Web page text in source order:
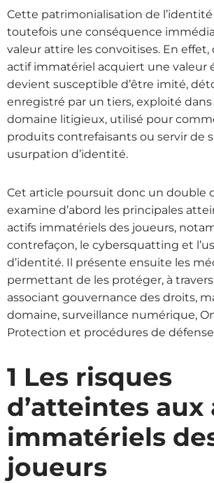
Cette patrimonialisation de l’identité
toutefois une conséquence
valeur attire les convoitises. En effet,
actif immatériel acquiert une valeur
devient susceptible d’être imité,
enregistré par un tiers, exploité
domaine litigieux, utilisé pour
produits contrefaisants ou servir de
usurpation d’identité.
Cet article poursuit donc un double
examine d’abord les principales
actifs immatériels des joueurs,
contrefaçon, le cybersquatting et
d’identité. Il présente ensuite les
permettant de les protéger, à
associant gouvernance des droits,
domaine, surveillance numérique,
Protection et procédures de
1 Les risques
d’atteintes aux
immatériels
joueurs